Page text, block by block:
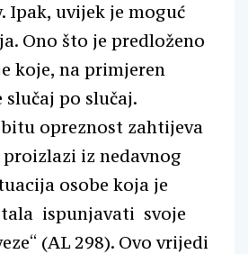
Ipak, uvijek je moguć
Ono što je predloženo
koje, na primjeren
po slučaj.
opreznost zahtijeva
iz nedavnog
osobe koja je
ispunjavati svoje
(AL 298). Ovo vrijedi